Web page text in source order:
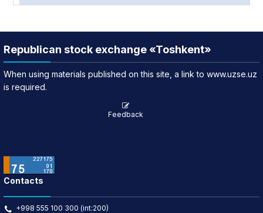
Republican stock exchange «Toshkent»
When using materials published on this site, a link to www.uzse.uz
is required.
Feedback
Contacts
+998 555 100 300 (int:200)